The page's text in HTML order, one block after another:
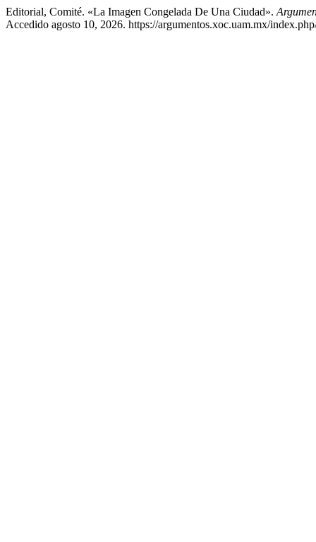
Editorial, Comité. «La Imagen Congelada De Una Ciudad».
Accedido agosto 10, 2026. https://argumentos.xoc.uam.mx/